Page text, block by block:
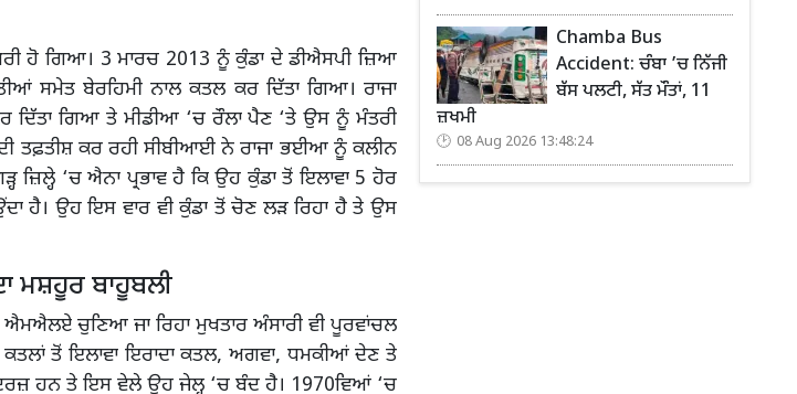
ਹੋ ਗਿਆ। 3 ਮਾਰਚ 2013 ਨੂੰ ਕੁੰਡਾ ਦੇ ਡੀਐਸਪੀ ਜ਼ਿਆ
ਸਮੇਤ ਬੇਰਹਿਮੀ ਨਾਲ ਕਤਲ ਕਰ ਦਿੱਤਾ ਗਿਆ। ਰਾਜਾ
ਗਿਆ ਤੇ ਮੀਡੀਆ ‘ਚ ਰੌਲਾ ਪੈਣ ‘ਤੇ ਉਸ ਨੂੰ ਮੰਤਰੀ
ਤਫ਼ਤੀਸ਼ ਕਰ ਰਹੀ ਸੀਬੀਆਈ ਨੇ ਰਾਜਾ ਭਈਆ ਨੂੰ ਕਲੀਨ
ਜ਼ਿਲ੍ਹੇ ‘ਚ ਐਨਾ ਪ੍ਰਭਾਵ ਹੈ ਕਿ ਉਹ ਕੁੰਡਾ ਤੋਂ ਇਲਾਵਾ 5 ਹੋਰ
ਹੈ। ਉਹ ਇਸ ਵਾਰ ਵੀ ਕੁੰਡਾ ਤੋਂ ਚੋਣ ਲੜ ਰਿਹਾ ਹੈ ਤੇ ਉਸ
ਮਸ਼ਹੂਰ ਬਾਹੂਬਲੀ
ਚੁਣਿਆ ਜਾ ਰਿਹਾ ਮੁਖਤਾਰ ਅੰਸਾਰੀ ਵੀ ਪੂਰਵਾਂਚਲ
ਤੋਂ ਇਲਾਵਾ ਇਰਾਦਾ ਕਤਲ, ਅਗਵਾ, ਧਮਕੀਆਂ ਦੇਣ ਤੇ
ਹਨ ਤੇ ਇਸ ਵੇਲੇ ਉਹ ਜੇਲ੍ਹ ‘ਚ ਬੰਦ ਹੈ। 1970ਵਿਆਂ ‘ਚ
Chamba Bus
Accident: ਚੰਬਾ ’ਚ ਨਿੱਜੀ
ਬੱਸ ਪਲਟੀ, ਸੱਤ ਮੌਤਾਂ, 11
ਜ਼ਖਮੀ
08 Aug 2026 13:48:24